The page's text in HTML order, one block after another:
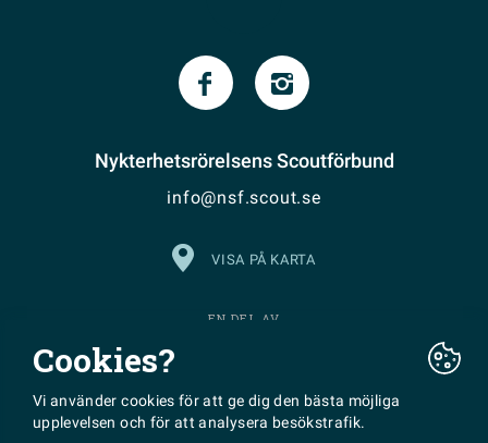
Nykterhetsrörelsens Scoutförbund
info@nsf.scout.se
VISA PÅ KARTA
EN DEL AV
Cookies?
Vi använder cookies för att ge dig den bästa möjliga
upplevelsen och för att analysera besökstrafik.